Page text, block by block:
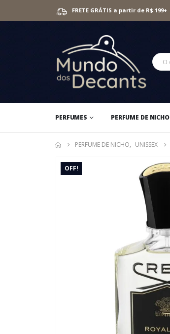
FRETE GRÁTIS a partir de R$ 199+
PERFUMES PERFUME DE NICHO
PERFUME DE NICHO, UNISSEX
OFF!